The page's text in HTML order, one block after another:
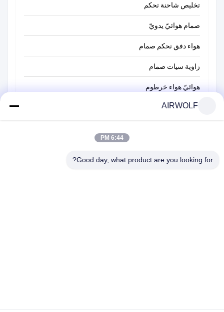
تخليص شاحنة تحكم
صمام هوائيّ يدويّ
هواء دفق تحكم صمام
زاوية سيات صمام
هوائيّ هواء خرطوم
مضغوط هواء ضرب مسدّس مدفع
AIRWOLF
6:44 PM
Good day, what product are you looking for?